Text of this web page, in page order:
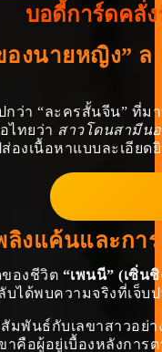
บอดี้การ์ดคลั่
องนายหญิง”
ว่า “ละครสั้นจีน” ที่ม
ไทยว่า สาวโดนสามีน
องเนื้อหาแบบละเอีย
ลิงแค้นและกา
ของชีวิต “เพนนี” (เซิ่นชิ
ได้พบความจริงที่เจ็บ
มพันธ์กับเลขาสาวอย่
คือผู้อยู่เบื้องหลังกา